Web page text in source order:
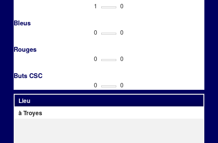
1 0
Bleus
0 0
Rouges
0 0
Buts CSC
0 0
Lieu
à Troyes